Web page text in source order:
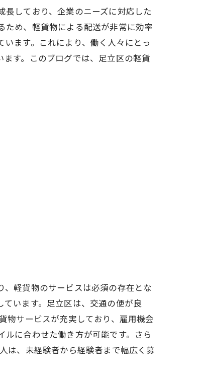
しており、企業のニーズに対応した
ため、軽貨物による配送が非常に効率
ます。これにより、働く人々にとっ
す。このブログでは、足立区の軽貨
軽貨物のサービスは必須の存在とな
います。足立区は、交通の便が良
物サービスが充実しており、雇用機会
に合わせた働き方が可能です。さら
は、未経験者から経験者まで幅広く募